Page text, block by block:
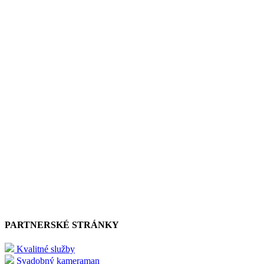
PARTNERSKÉ STRÁNKY
Kvalitné služby
Svadobný kameraman